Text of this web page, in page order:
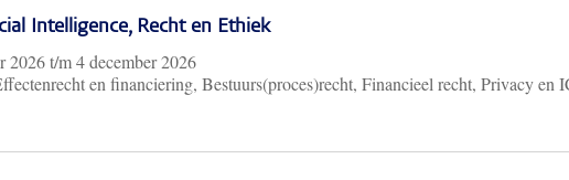
Intelligence, Recht en Ethiek
2026t/m4 december 2026
en financiering, Bestuurs(proces)recht, Financieel recht, Privacy en